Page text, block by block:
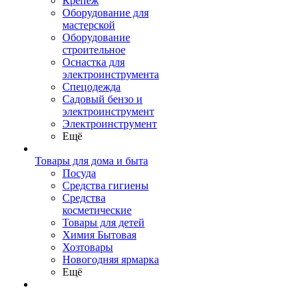
Оборудование для
мастерской
Оборудование
строительное
Оснастка для
электроинструмента
Спецодежда
Садовый бензо и
электроинструмент
Электроинструмент
Ещё
Товары для дома и быта
Посуда
Средства гигиены
Средства
косметические
Товары для детей
Химия Бытовая
Хозтовары
Новогодняя ярмарка
Ещё